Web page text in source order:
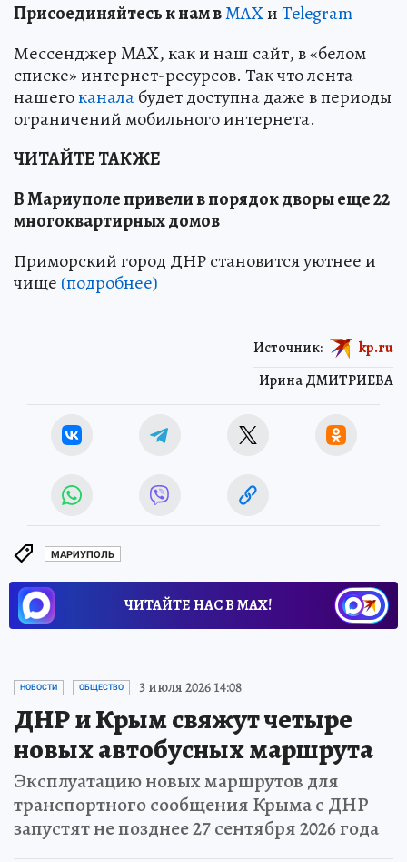
Присоединяйтесь к нам вMAXиTelegram
Мессенджер MAX, как и наш сайт, в «белом
списке» интернет-ресурсов. Так что лента
нашегоканалабудет доступна даже в периоды
ограничений мобильного интернета.
ЧИТАЙТЕ ТАКЖЕ
В Мариуполе привели в порядок дворы еще 22
многоквартирных домов
Приморский город ДНР становится уютнее и
чище (подробнее)
Ирина ДМИТРИЕВА
Источник: kp.ru
МАРИУПОЛЬ
ЧИТАЙТЕ НАС В МАХ!
НОВОСТИ ОБЩЕСТВО 3 июля 2026 14:08
ДНР и Крым свяжут четыре
новых автобусных маршрута
Эксплуатацию новых маршрутов для
транспортного сообщения Крыма с ДНР
запустят не позднее 27 сентября 2026 года